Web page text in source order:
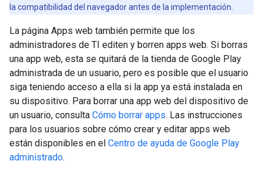
la compatibilidad del navegador antes de la implementación.
La página Apps web también permite que los
administradores de TI editen y borren apps web. Si borras
una app web, esta se quitará de la tienda de Google Play
administrada de un usuario, pero es posible que el usuario
siga teniendo acceso a ella si la app ya está instalada en
su dispositivo. Para borrar una app web del dispositivo de
un usuario, consulta Cómo borrar apps. Las instrucciones
para los usuarios sobre cómo crear y editar apps web
están disponibles en el Centro de ayuda de Google Play
administrado.